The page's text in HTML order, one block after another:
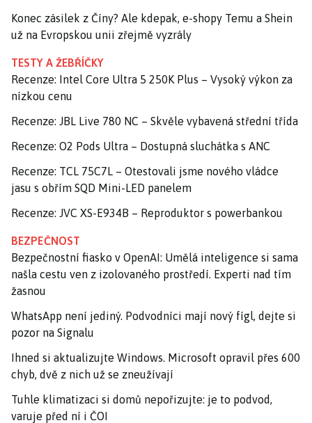
Konec zásilek z Číny? Ale kdepak, e-shopy Temu a Shein
už na Evropskou unii zřejmě vyzrály
TESTY A ŽEBŘÍČKY
Recenze: Intel Core Ultra 5 250K Plus – Vysoký výkon za
nízkou cenu
Recenze: JBL Live 780 NC – Skvěle vybavená střední třída
Recenze: O2 Pods Ultra – Dostupná sluchátka s ANC
Recenze: TCL 75C7L – Otestovali jsme nového vládce
jasu s obřím SQD Mini-LED panelem
Recenze: JVC XS-E934B – Reproduktor s powerbankou
BEZPEČNOST
Bezpečnostní fiasko v OpenAI: Umělá inteligence si sama
našla cestu ven z izolovaného prostředí. Experti nad tím
žasnou
WhatsApp není jediný. Podvodníci mají nový fígl, dejte si
pozor na Signalu
Ihned si aktualizujte Windows. Microsoft opravil přes 600
chyb, dvě z nich už se zneužívají
Tuhle klimatizaci si domů nepořizujte: je to podvod,
varuje před ní i ČOI